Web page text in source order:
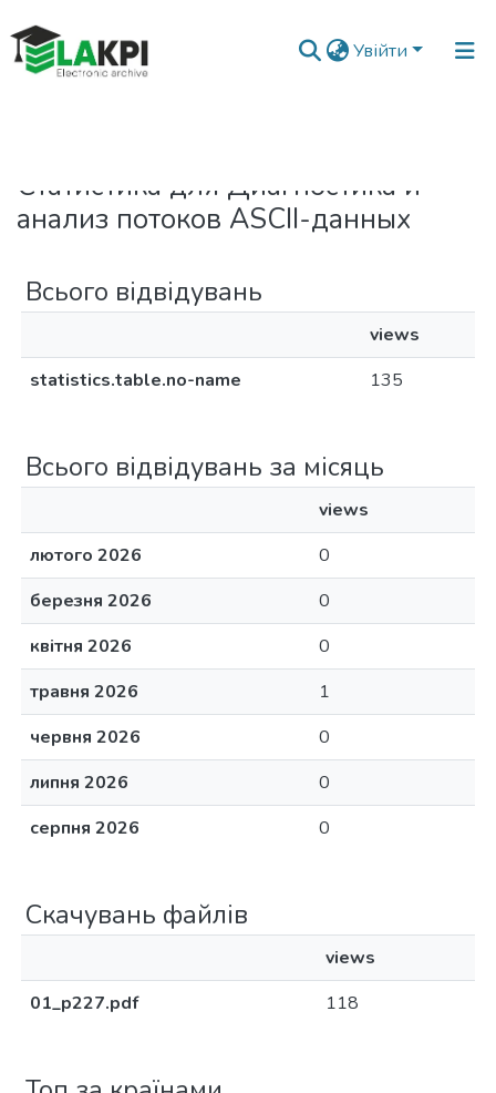
Увійти
Статистика для Диагностика и
анализ потоков ASCII-данных
Всього відвідувань
views
statistics.table.no-name
135
Всього відвідувань за місяць
views
лютого 2026
0
березня 2026
0
квітня 2026
0
травня 2026
1
червня 2026
0
липня 2026
0
серпня 2026
0
Скачувань файлів
views
01_p227.pdf
118